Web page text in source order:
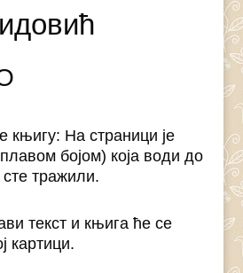
књигу: На страници је
бојом) која води до
тражили.
текст и књига ће се
картици.